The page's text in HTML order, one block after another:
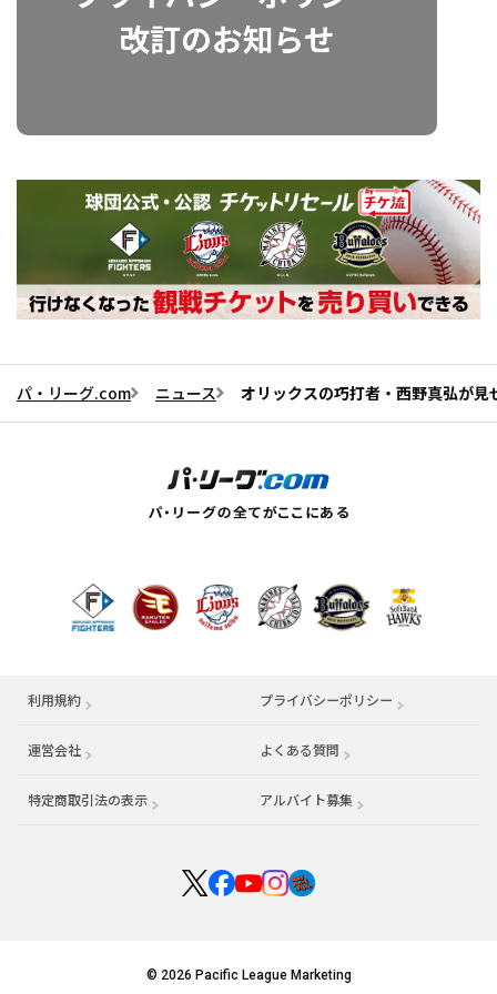
パ・リーグ.com ニュース オリックスの巧打者・西野真弘が
利用規約 プライバシーポリシー
運営会社 （別ウィンドウで開く） よくある質問
特定商取引法の表示 アルバイト募集 （別ウィンドウで開く
© 2026 Pacific League Marketing